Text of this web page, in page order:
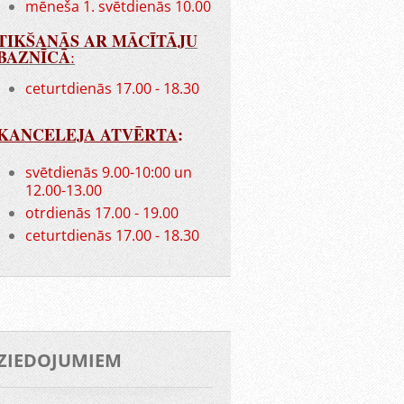
mēneša 1. svētdienās 10.00
AR MĀCĪTĀJU
:
ceturtdienās 17.00 - 18.30
ATVĒRTA:
svētdienās 9.00-10:00 un
12.00-13.00
otrdienās 17.00 - 19.00
ceturtdienās 17.00 - 18.30